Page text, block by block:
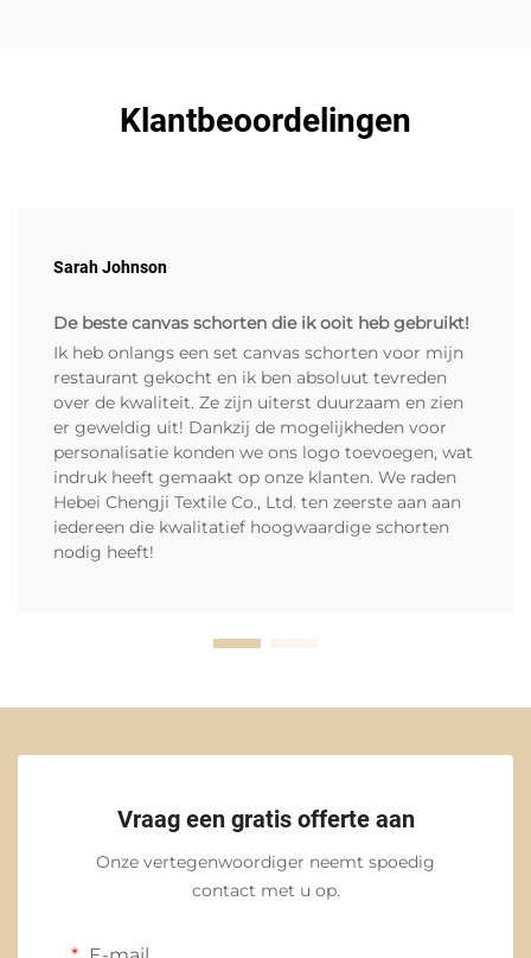
Klantbeoordelingen
Sarah Johnson
De beste canvas schorten die ik ooit heb gebruikt!
Ik heb onlangs een set canvas schorten voor mijn
restaurant gekocht en ik ben absoluut tevreden
over de kwaliteit. Ze zijn uiterst duurzaam en zien
er geweldig uit! Dankzij de mogelijkheden voor
personalisatie konden we ons logo toevoegen, wat
indruk heeft gemaakt op onze klanten. We raden
Hebei Chengji Textile Co., Ltd. ten zeerste aan aan
iedereen die kwalitatief hoogwaardige schorten
nodig heeft!
Vraag een gratis offerte aan
Onze vertegenwoordiger neemt spoedig
contact met u op.